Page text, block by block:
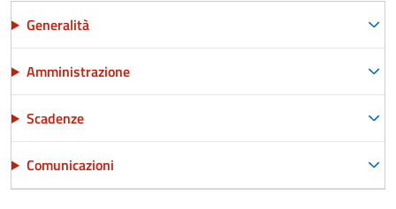
Generalità
Amministrazione
Scadenze
Comunicazioni